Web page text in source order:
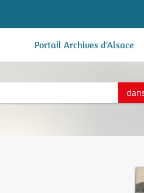
Portail Archives d'Alsace